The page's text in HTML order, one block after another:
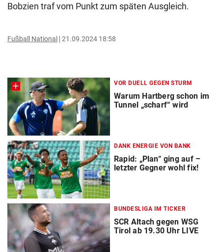
Bobzien traf vom Punkt zum späten Ausgleich.
Fußball National 21.09.2024 18:58
VOR DUELL GEGEN STURM
Warum Hartberg schon im
Tunnel „scharf“ wird
DANK ENERGIE VON BANK
Rapid: „Plan“ ging auf –
letzter Gegner wohl fix!
BUNDESLIGA IM TICKER
SCR Altach gegen WSG
Tirol ab 19.30 Uhr LIVE